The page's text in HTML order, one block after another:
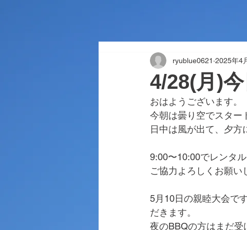
4/28(月)
ryublue0621 2025年4
おはようございます。
今朝は曇り空でスター
日中は風が出て、夕方
9:00〜10:00でレンタ
ご協力よろしくお願い
5月10日の親睦大会で
だきます。
夜のBBQの方はまだ受